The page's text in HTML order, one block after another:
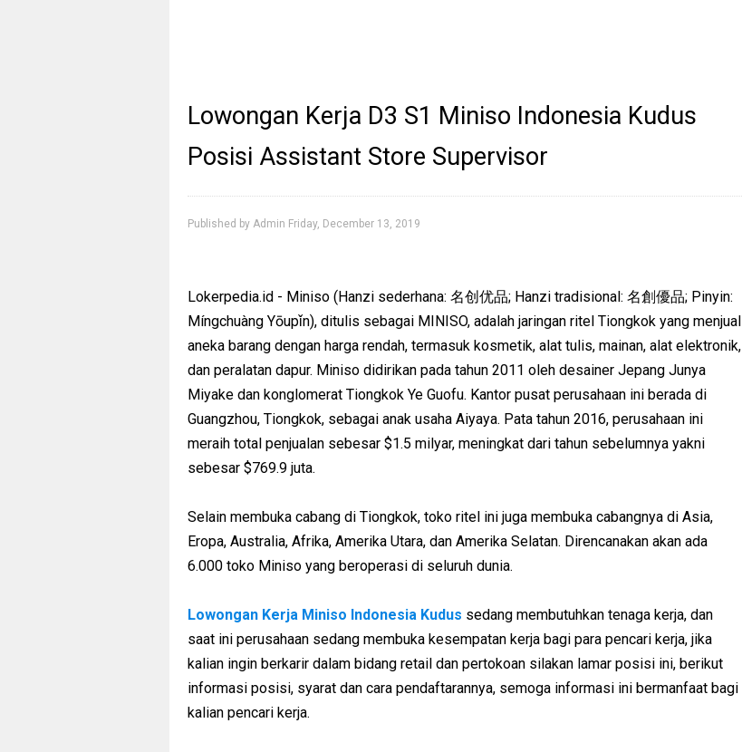
Lowongan Kerja D3 S1 Miniso Indonesia Kudus
Posisi Assistant Store Supervisor
Published by Admin Friday, December 13, 2019
Lokerpedia.id - Miniso (Hanzi sederhana: 名创优品; Hanzi tradisional: 名創優品; Pinyin:
Míngchuàng Yōupǐn), ditulis sebagai MINISO, adalah jaringan ritel Tiongkok yang menjual
aneka barang dengan harga rendah, termasuk kosmetik, alat tulis, mainan, alat elektronik,
dan peralatan dapur. Miniso didirikan pada tahun 2011 oleh desainer Jepang Junya
Miyake dan konglomerat Tiongkok Ye Guofu. Kantor pusat perusahaan ini berada di
Guangzhou, Tiongkok, sebagai anak usaha Aiyaya. Pata tahun 2016, perusahaan ini
meraih total penjualan sebesar $1.5 milyar, meningkat dari tahun sebelumnya yakni
sebesar $769.9 juta.
Selain membuka cabang di Tiongkok, toko ritel ini juga membuka cabangnya di Asia,
Eropa, Australia, Afrika, Amerika Utara, dan Amerika Selatan. Direncanakan akan ada
6.000 toko Miniso yang beroperasi di seluruh dunia.
Lowongan Kerja Miniso Indonesia Kudus sedang membutuhkan tenaga kerja, dan
saat ini perusahaan sedang membuka kesempatan kerja bagi para pencari kerja, jika
kalian ingin berkarir dalam bidang retail dan pertokoan silakan lamar posisi ini, berikut
informasi posisi, syarat dan cara pendaftarannya, semoga informasi ini bermanfaat bagi
kalian pencari kerja.